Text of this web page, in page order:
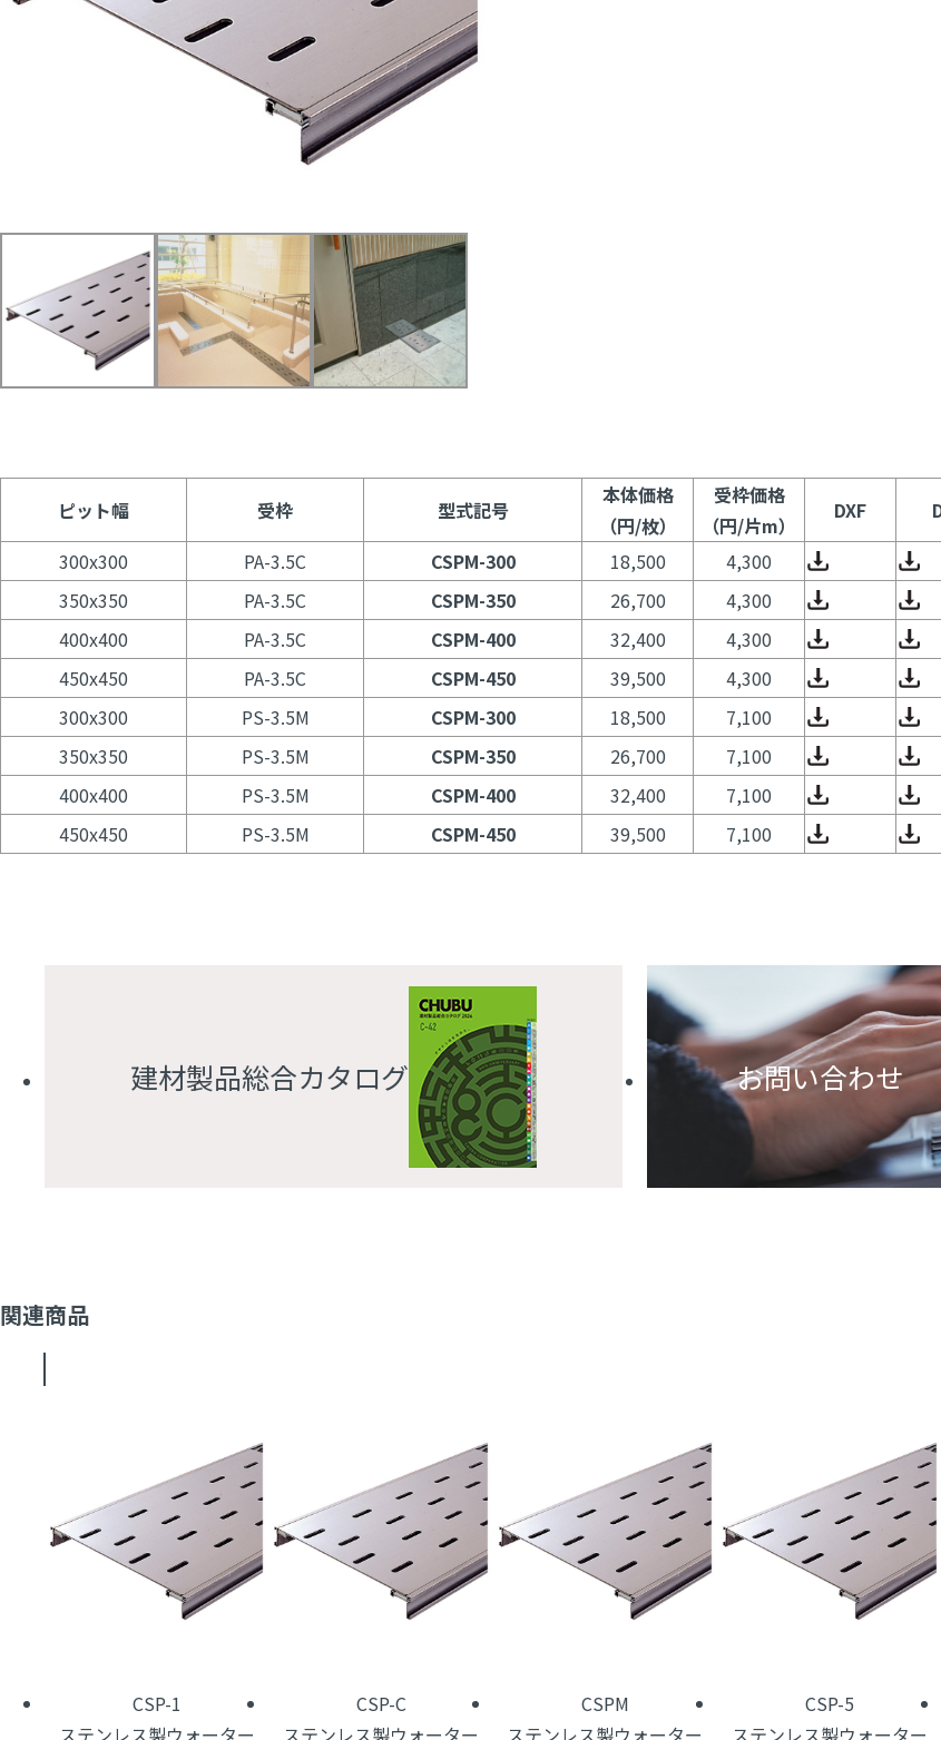
ピット幅 受枠 型式記号
本体価格
（円/枚）
受枠価格
（円/片m）
DXF
300x300
PA-3.5C CSPM-300 18,500
4,300
350x350
PA-3.5C CSPM-350 26,700
4,300
400x400
PA-3.5C CSPM-400 32,400
4,300
450x450
PA-3.5C CSPM-450 39,500
4,300
300x300
PS-3.5M CSPM-300 18,500
7,100
350x350
PS-3.5M CSPM-350 26,700
7,100
400x400
PS-3.5M CSPM-400 32,400
7,100
450x450
PS-3.5M CSPM-450 39,500 7,100
建材製品総合カタログ お問い合わせ
関連商品
CSP-1
CSP-C
CSPM
CSP-5